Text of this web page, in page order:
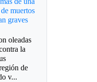
muertos
graves
oleadas
la
de
v...